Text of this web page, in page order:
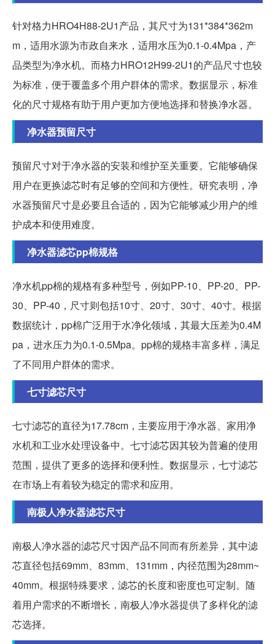
针对格力HRO4H88-2U1产品，其尺寸为131*384*362m
m，适用水源为市政自来水，适用水压为0.1-0.4Mpa，产
品类型为净水机。而格力HRO12H99-2U1的产品尺寸也较
为标准，便于覆盖多个用户群体的需求。数据显示，标准
化的尺寸规格有助于用户更加方便地选择和替换净水器。
净水器预留尺寸
预留尺寸对于净水器的安装和维护至关重要。它能够确保
用户在更换滤芯时有足够的空间和方便性。研究表明，净
水器预留尺寸是必要且合适的，因为它能够减少用户的维
护成本和使用难度。
净水器滤芯pp棉规格
净水机pp棉的规格有多种型号，例如PP-10、PP-20、PP-
30、PP-40，尺寸则包括10寸、20寸、30寸、40寸。根据
数据统计，pp棉广泛用于水净化领域，其最大压差为0.4M
pa，进水压力为0.1-0.5Mpa。pp棉的规格丰富多样，满足
了不同用户群体的需求。
七寸滤芯尺寸
七寸滤芯的直径为17.78cm，主要应用于净水器、家用净
水机和工业水处理设备中。七寸滤芯因其较为普遍的使用
范围，提供了更多的选择和便利性。数据显示，七寸滤芯
在市场上有着较为稳定的需求和应用。
南极人净水器滤芯尺寸
南极人净水器的滤芯尺寸因产品不同而有所差异，其中滤
芯直径包括69mm、83mm、131mm，内径范围为28mm~
40mm。根据特殊要求，滤芯的长度和密度也可定制。随
着用户需求的不断增长，南极人净水器提供了多样化的滤
芯选择。